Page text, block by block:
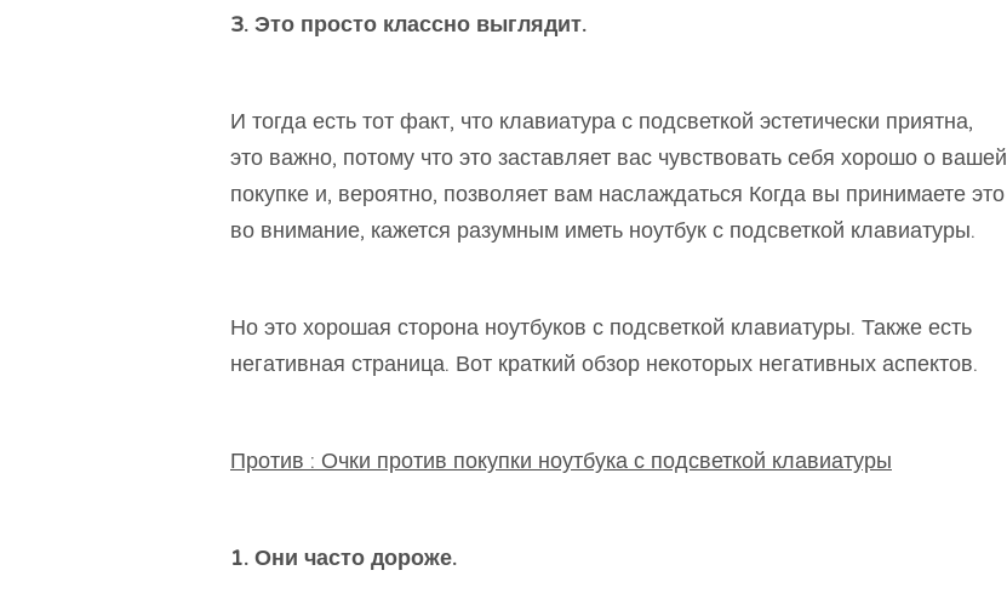
3. Это просто классно выглядит.
И тогда есть тот факт, что клавиатура с подсветкой эстетически приятна,
это важно, потому что это заставляет вас чувствовать себя хорошо о вашей
покупке и, вероятно, позволяет вам наслаждаться Когда вы принимаете это
во внимание, кажется разумным иметь ноутбук с подсветкой клавиатуры.
Но это хорошая сторона ноутбуков с подсветкой клавиатуры. Также есть
негативная страница. Вот краткий обзор некоторых негативных аспектов.
Против : Очки против покупки ноутбука с подсветкой клавиатуры
1. Они часто дороже.